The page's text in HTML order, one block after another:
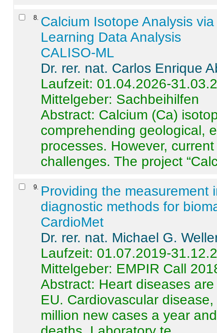
8 Calcium Isotope Analysis
Learning Data Analysis
CALISO-ML
Dr. rer. nat. Carlos Enrique
Laufzeit: 01.04.2026-
Mittelgeber: Sachbeihilfen
Abstract: Calcium (Ca)
comprehending geological,
processes. However,
challenges. The project
9
Providing the measurement
diagnostic methods for
CardioMet
Dr. rer. nat. Michael G.
Laufzeit: 01.07.2019-
Mittelgeber: EMPIR Call
Abstract: Heart diseases
EU. Cardiovascular
million new cases a year